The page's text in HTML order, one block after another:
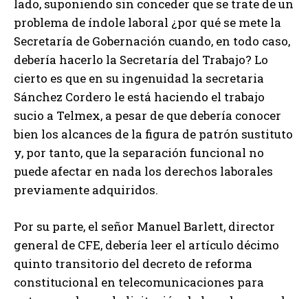
lado, suponiendo sin conceder que se trate de un
problema de índole laboral ¿por qué se mete la
Secretaría de Gobernación cuando, en todo caso,
debería hacerlo la Secretaría del Trabajo? Lo
cierto es que en su ingenuidad la secretaria
Sánchez Cordero le está haciendo el trabajo
sucio a Telmex, a pesar de que debería conocer
bien los alcances de la figura de patrón sustituto
y, por tanto, que la separación funcional no
puede afectar en nada los derechos laborales
previamente adquiridos.
Por su parte, el señor Manuel Barlett, director
general de CFE, debería leer el artículo décimo
quinto transitorio del decreto de reforma
constitucional en telecomunicaciones para